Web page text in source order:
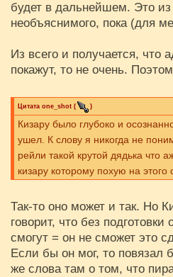
будет в дальнейшем. Это из
необъяснимого, пока (для
Из всего и получается, что
покажут, то не очень.
Цитата one_shot ( )
Кизару было глубоко и
ушел. К слову я никогда не
рейли такой крутой дядька что
кизару которому похую на этого
Так-то оно может и так. Но
говорит, что без
смогут = он не сможет это
Если бы он мог, то повязал
же слова там о том, что